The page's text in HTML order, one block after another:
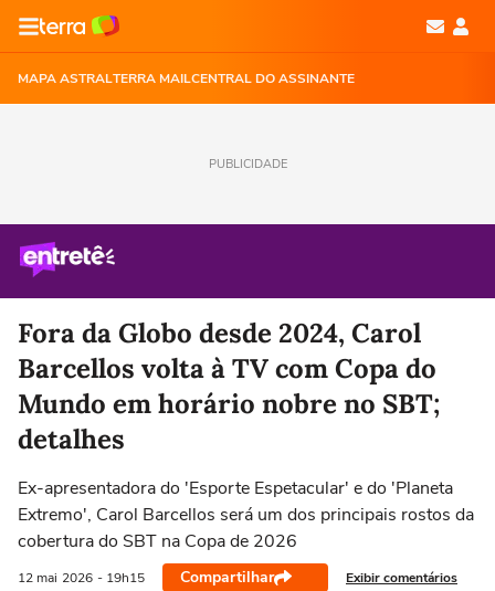
MAPA ASTRALTERRA MAILCENTRAL DO ASSINANTE
PUBLICIDADE
Fora da Globo desde 2024, Carol
Barcellos volta à TV com Copa do
Mundo em horário nobre no SBT;
detalhes
Ex-apresentadora do 'Esporte Espetacular' e do 'Planeta
Extremo', Carol Barcellos será um dos principais rostos da
cobertura do SBT na Copa de 2026
12 mai 2026 - 19h15 Compartilhar Exibir comentários